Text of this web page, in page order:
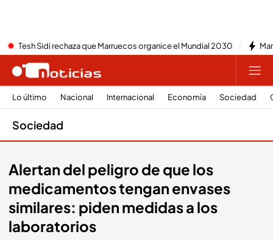
Tesh Sidi rechaza que Marruecos organice el Mundial 2030
Lo último Nacional Internacional Economía Sociedad
Sociedad
Alertan del peligro de que los
medicamentos tengan envases
similares: piden medidas a los
laboratorios